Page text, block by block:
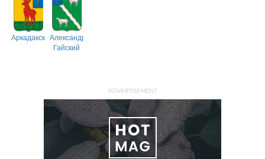
АркадакскийАлександрово-
Гайский
ADVERTISEMENT